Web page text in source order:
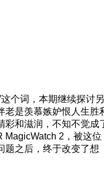
这个词，本期继续探讨另
老是羡慕嫉妒恨人生胜
彩和滋润，不知不觉成
MagicWatch 2，被这位
题之后，终于改变了想